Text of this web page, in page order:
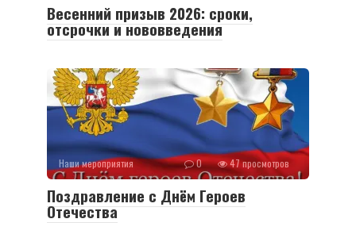
Весенний призыв 2026: сроки,
отсрочки и нововведения
Наши мероприятия 0 47 просмотров
Поздравление с Днём Героев
Отечества